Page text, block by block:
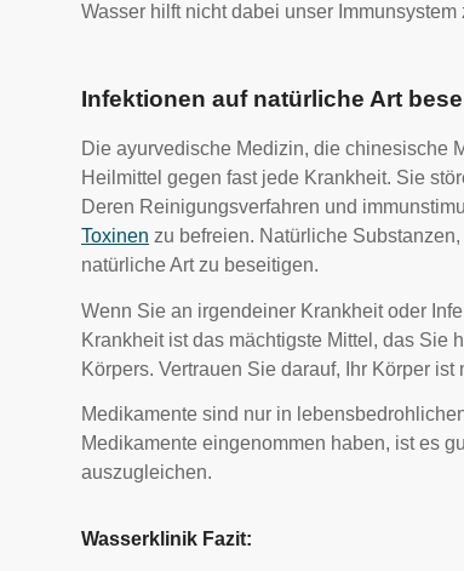
Wasser hilft nicht dabei unser
Infektionen auf natürliche Art
Die ayurvedische Medizin, die chinesische
Heilmittel gegen fast jede Krankheit. Sie
Deren Reinigungsverfahren und
Toxinen zu befreien. Natürliche
natürliche Art zu beseitigen.
Wenn Sie an irgendeiner Krankheit oder
Krankheit ist das mächtigste Mittel, das Sie
Körpers. Vertrauen Sie darauf, Ihr Körper
Medikamente sind nur in
Medikamente eingenommen haben, ist es
auszugleichen.
Wasserklinik Fazit: